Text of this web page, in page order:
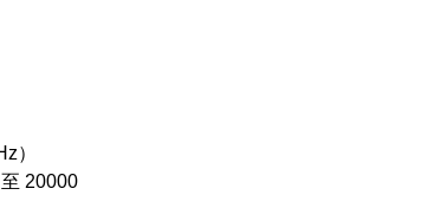
）
20000